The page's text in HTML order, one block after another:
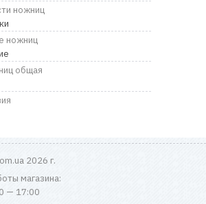
ножниц
ножниц
общая
2026 г.
магазина:
— 17:00